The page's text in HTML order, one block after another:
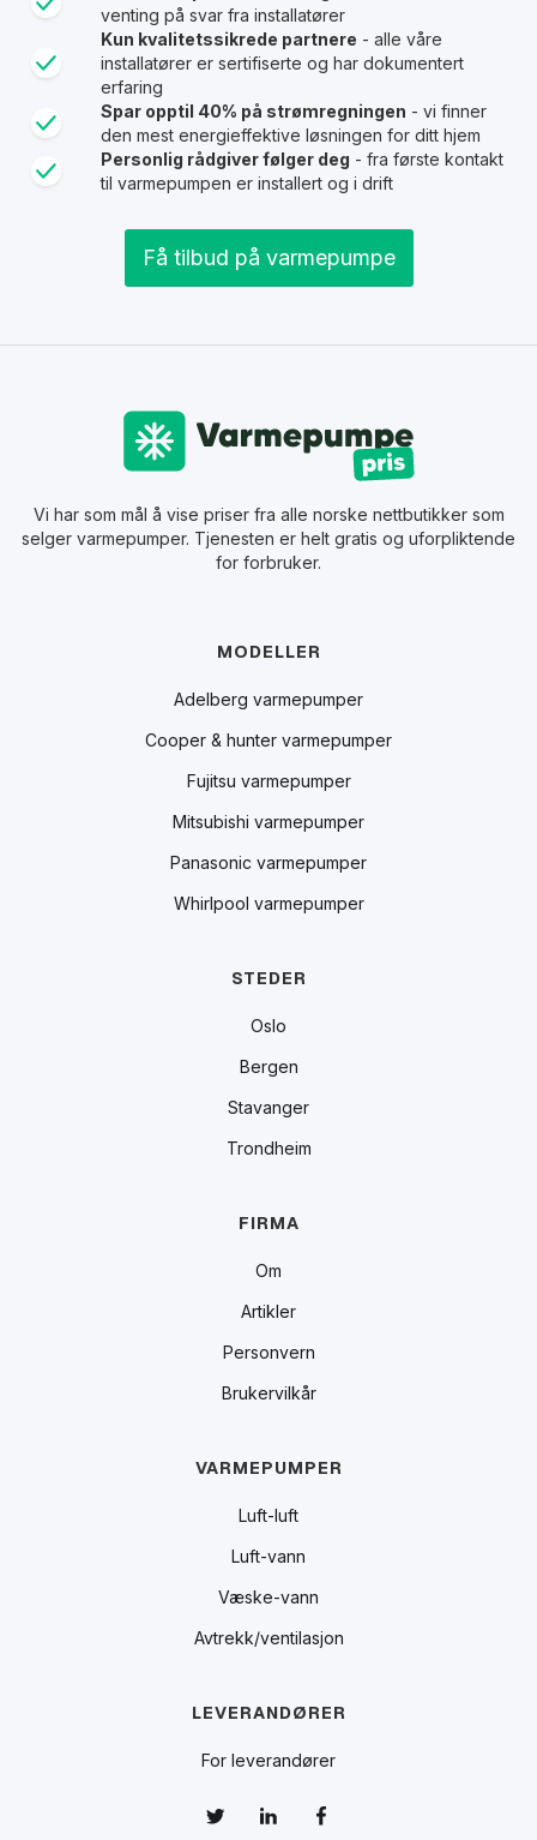
venting på svar fra installatører
Kun kvalitetssikrede partnere - alle våre
installatører er sertifiserte og har dokumentert
erfaring
Spar opptil 40% på strømregningen - vi finner
den mest energieffektive løsningen for ditt hjem
Personlig rådgiver følger deg - fra første kontakt
til varmepumpen er installert og i drift
Få tilbud på varmepumpe
Vi har som mål å vise priser fra alle norske nettbutikker som
selger varmepumper. Tjenesten er helt gratis og uforpliktende
for forbruker.
MODELLER
Adelberg varmepumper
Cooper & hunter varmepumper
Fujitsu varmepumper
Mitsubishi varmepumper
Panasonic varmepumper
Whirlpool varmepumper
STEDER
Oslo
Bergen
Stavanger
Trondheim
FIRMA
Om
Artikler
Personvern
Brukervilkår
VARMEPUMPER
Luft-luft
Luft-vann
Væske-vann
Avtrekk/ventilasjon
LEVERANDØRER
For leverandører